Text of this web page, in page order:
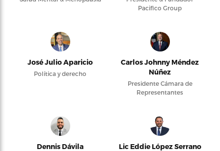
Pacifico Group
José Julio Aparicio
Política y derecho
Carlos Johnny Méndez
Núñez
Presidente Cámara de
Representantes
Dennis Dávila Lic Eddie López Serrano